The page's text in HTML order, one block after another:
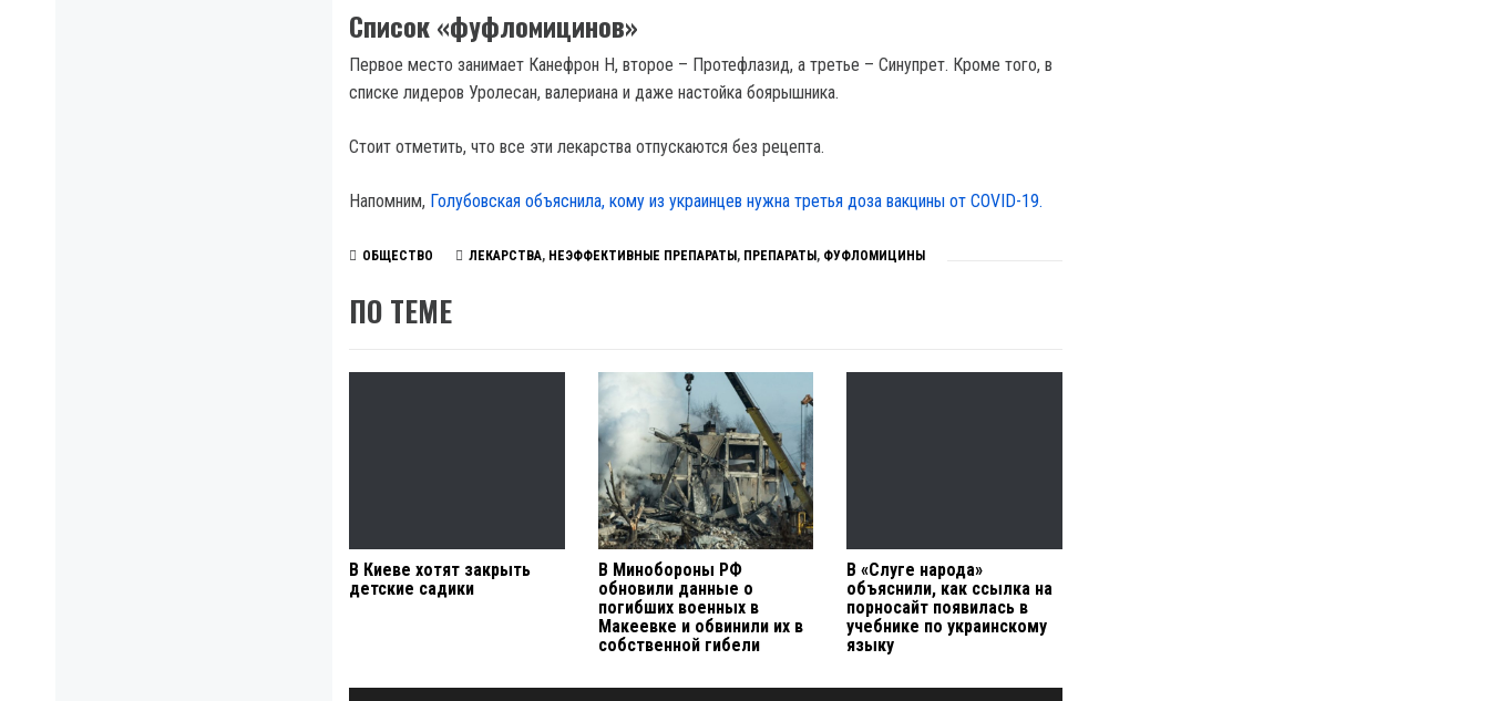
Список «фуфломицинов»
Первое место занимает Канефрон Н, второе – Протефлазид, а третье – Синупрет. Кроме того, в
списке лидеров Уролесан, валериана и даже настойка боярышника.
Стоит отметить, что все эти лекарства отпускаются без рецепта.
Напомним, Голубовская объяснила, кому из украинцев нужна третья доза вакцины от COVID-19.
ОБЩЕСТВО ЛЕКАРСТВА, НЕЭФФЕКТИВНЫЕ ПРЕПАРАТЫ , ПРЕПАРАТЫ , ФУФЛОМИЦИНЫ
ПО ТЕМЕ
В Киеве хотят закрыть
детские садики
В Минобороны РФ
обновили данные о
погибших военных в
Макеевке и обвинили их в
собственной гибели
В «Слуге народа»
объяснили, как ссылка на
порносайт появилась в
учебнике по украинскому
языку